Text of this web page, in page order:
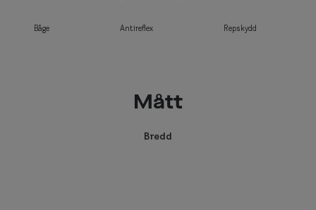
Båge Antireflex Repskydd
Mått
Bredd